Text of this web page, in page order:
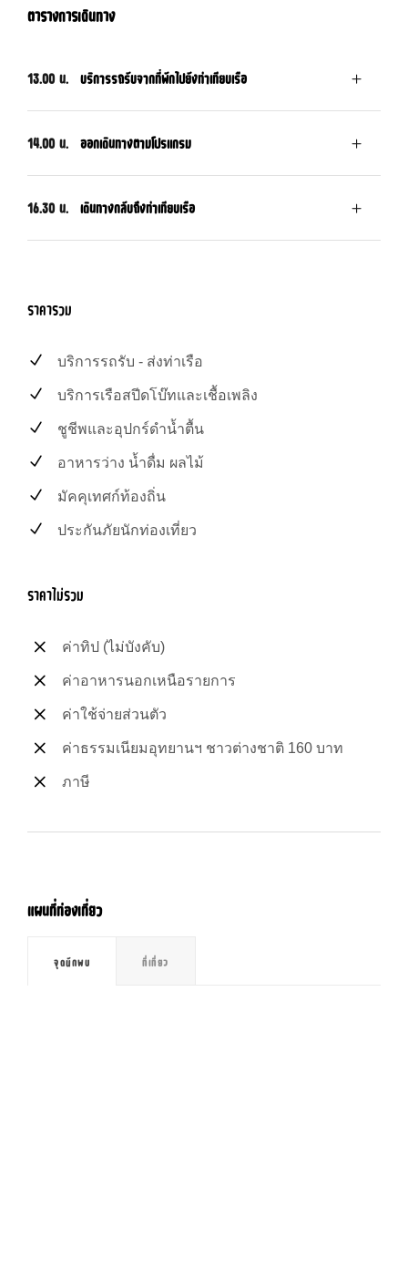
ตารางการเดินทาง
13.00 น. บริการรถรับจากที่พักไปยังท่าเทียบเรือ
14.00 น. ออกเดินทางตามโปรแกรม
16.30 น. เดินทางกลับถึงท่าเทียบเรือ
ราคารวม
บริการรถรับ - ส่งท่าเรือ
บริการเรือสปีดโบ๊ทและเชื้อเพลิง
ชูชีพและอุปกร์ดำน้ำตื้น
อาหารว่าง น้ำดื่ม ผลไม้
มัคคุเทศก์ท้องถิ่น
ประกันภัยนักท่องเที่ยว
ราคาไม่รวม
ค่าทิป (ไม่บังคับ)
ค่าอาหารนอกเหนือรายการ
ค่าใช้จ่ายส่วนตัว
ค่าธรรมเนียมอุทยานฯ ชาวต่างชาติ 160 บาท
ภาษี
แผนที่ท่องเที่ยว
จุดนักพบ ที่เที่ยว